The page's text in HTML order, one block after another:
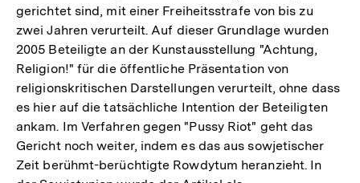
gerichtet sind, mit einer Freiheitsstrafe von bis zu
zwei Jahren verurteilt. Auf dieser Grundlage wurden
2005 Beteiligte an der Kunstausstellung "Achtung,
Religion!" für die öffentliche Präsentation von
religionskritischen Darstellungen verurteilt, ohne dass
es hier auf die tatsächliche Intention der Beteiligten
ankam. Im Verfahren gegen "Pussy Riot" geht das
Gericht noch weiter, indem es das aus sowjetischer
Zeit berühmt-berüchtigte Rowdytum heranzieht. In